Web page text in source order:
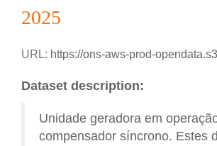
2025
URL: https://ons-aws-prod-opendata.s3.amazonaws.com/dataset/
Dataset description:
Unidade geradora em
compensador síncrono. Estes